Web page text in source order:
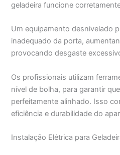
geladeira funcione
Um equipamento desnivelado
inadequado da porta,
provocando desgaste
Os profissionais utilizam
nível de bolha, para garantir
perfeitamente alinhado. Isso
eficiência e durabilidade do
Instalação Elétrica para